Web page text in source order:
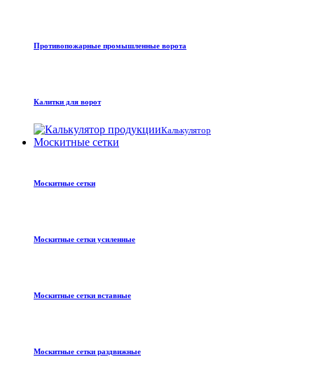
Противопожарные промышленные ворота
Калитки для ворот
Калькулятор
Москитные сетки
Москитные сетки
Москитные сетки усиленные
Москитные сетки вставные
Москитные сетки раздвижные